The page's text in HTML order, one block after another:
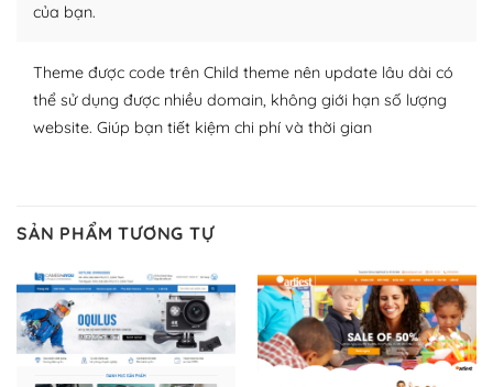
– Dễ sử dụng
Với mọi Hosting bất kỳ thì WordPress đều có thể dễ
dàng thiết lập vì thực tế nó đã cung cấp khoảng 60%
toàn bộ web.
Dễ dàng lựa chọn Hosting cho website WordPress
– Bảo mật cực tốt
Vì WordPress hiện là nền tảng xây dựng trang web và
blog lớn nhất trên thế giới, quan trọng nhất là bảo vệ
của bạn.
Theme được code trên Child theme nên update lâu dài có
thể sử dụng được nhiều domain, không giới hạn số lượng
website. Giúp bạn tiết kiệm chi phí và thời gian
SẢN PHẨM TƯƠNG TỰ